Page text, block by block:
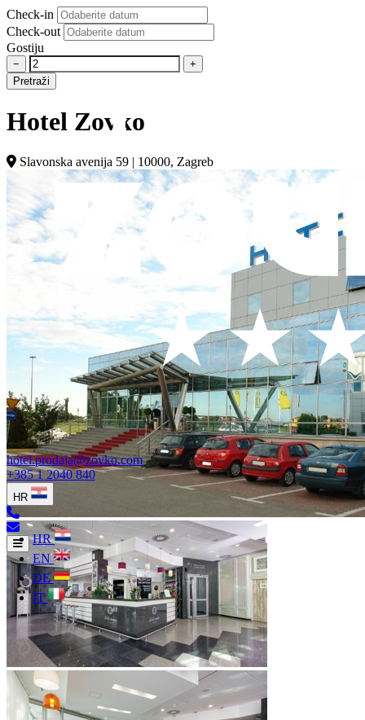
hotel.prodaja@zovko.com
+385 1 2040 840
HR
HR
EN
DE
IT
Check-in
Check-out
Gostiju
−
+
Pretraži
Hotel Zovko
Slavonska avenija 59 | 10000, Zagreb